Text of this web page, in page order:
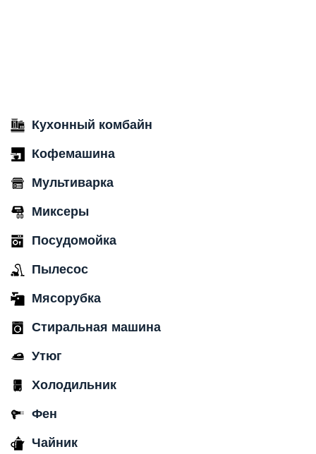
Кухонный комбайн
Кофемашина
Мультиварка
Миксеры
Посудомойка
Пылесос
Мясорубка
Стиральная машина
Утюг
Холодильник
Фен
Чайник